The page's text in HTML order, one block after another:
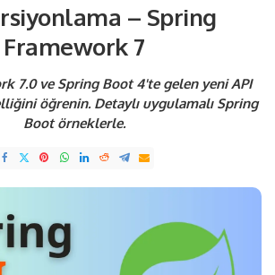
– Spring
Framework 7
7.0 ve Spring Boot 4'te gelen yeni API
öğrenin. Detaylı uygulamalı Spring
Boot örneklerle.